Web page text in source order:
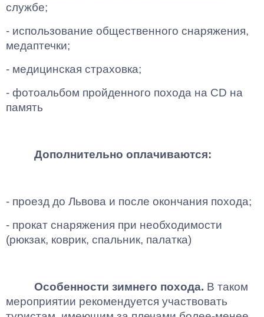
службе;
- использование общественного снаряжения,
медаптечки;
- медицинская страховка;
- фотоальбом пройденного похода на СD на
память
Дополнительно оплачиваются:
- проезд до Львова и после окончания похода;
- прокат снаряжения при необходимости
(рюкзак, коврик, спальник, палатка)
Особенности зимнего похода. В таком
мероприятии рекомендуется участвовать